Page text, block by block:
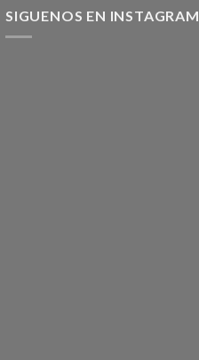
SIGUENOS EN INSTAGRAM